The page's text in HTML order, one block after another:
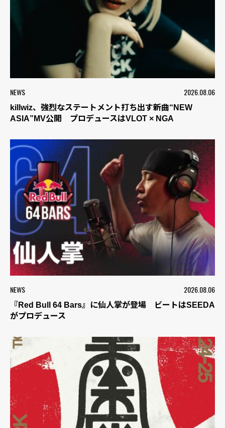
NEWS 2026.08.06
killwiz、強烈なステートメント打ち出す新曲“NEW
ASIA”MV公開 プロデュースはVLOT × NGA
NEWS 2026.08.06
『Red Bull 64 Bars』に仙人掌が登場 ビートはSEEDA
がプロデュース